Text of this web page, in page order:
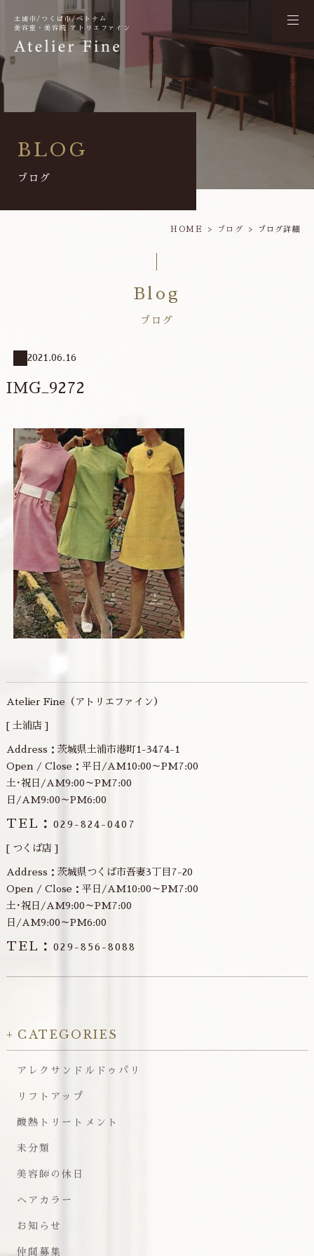
土浦市/つくば市/ベトナム
美容室・美容院 アトリエファイン
BLOG
ブログ
HOME ブログ ブログ詳細
Blog
ブログ
2021.06.16
IMG_9272
Atelier Fine（アトリエファイン）
[ 土浦店 ]
Address：茨城県土浦市港町1-3474-1
Open / Close：平日/AM10:00～PM7:00
土･祝日/AM9:00～PM7:00
日/AM9:00～PM6:00
TEL：029-824-0407
[ つくば店 ]
Address：茨城県つくば市吾妻3丁目7-20
Open / Close：平日/AM10:00～PM7:00
土･祝日/AM9:00～PM7:00
日/AM9:00～PM6:00
TEL：029-856-8088
CATEGORIES
アレクサンドルドゥパリ
リフトアップ
酸熱トリートメント
未分類
美容師の休日
ヘアカラー
お知らせ
仲間募集